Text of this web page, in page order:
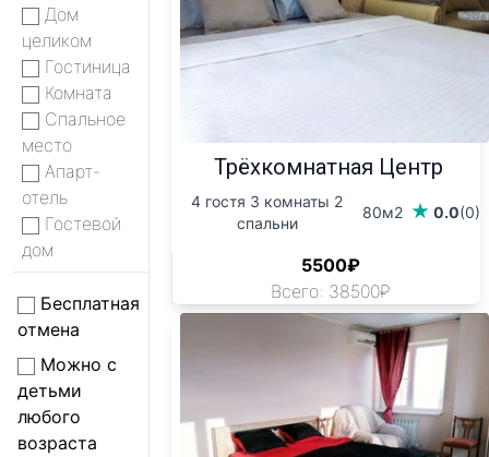
Дом
целиком
Гостиница
Комната
Спальное
место
Апарт-
отель
Гостевой
дом
Бесплатная
отмена
Можно с
детьми
любого
возраста
Трёхкомнатная Центр
4 гостя 3 комнаты 2
спальни
80м2 0.0(0)
5500₽
Всего: 38500₽